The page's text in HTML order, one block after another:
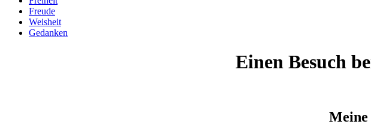
Freude
Weisheit
Gedanken
Einen Besuch